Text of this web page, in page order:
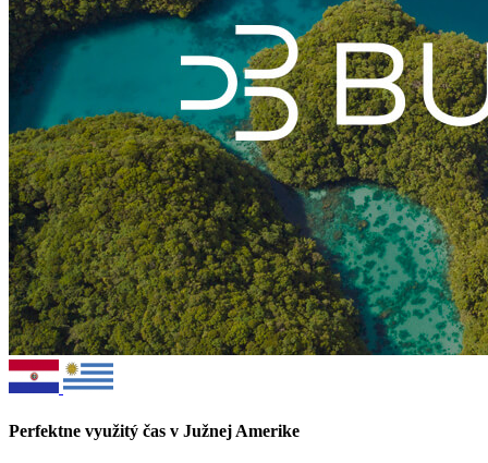
Perfektne využitý čas v Južnej Amerike